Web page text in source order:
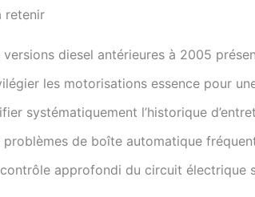
retenir
versions diesel antérieures à 2005
les motorisations essence pour
systématiquement l’historique
problèmes de boîte automatique
approfondi du circuit électrique